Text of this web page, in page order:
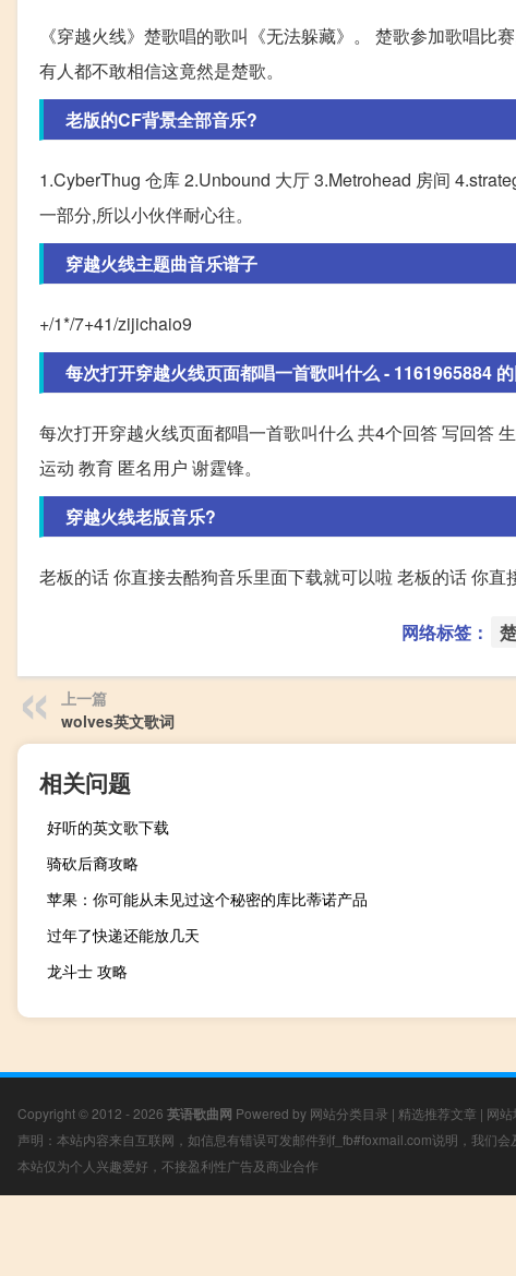
《穿越火线》楚歌唱的歌叫《无法躲藏》。 楚歌参加歌唱
有人都不敢相信这竟然是楚歌。
老版的CF背景全部音乐?
1.CyberThug 仓库 2.Unbound 大厅 3.Metrohead 房间
一部分,所以小伙伴耐心往。
穿越火线主题曲音乐谱子
+/1*/7+41/zijichaio9
每次打开穿越火线页面都唱一首歌叫什么 - 1161965884
每次打开穿越火线页面都唱一首歌叫什么 共4个回答 写回答
运动 教育 匿名用户 谢霆锋。
穿越火线老版音乐?
老板的话 你直接去酷狗音乐里面下载就可以啦 老板的话 你直
网络标签：
上一篇
wolves英文歌词
相关问题
好听的英文歌下载
骑砍后裔攻略
苹果：你可能从未见过这个秘密的库比蒂诺产品
过年了快递还能放几天
龙斗士 攻略
Copyright © 2012 - 2026 英语歌曲网 Powered by 网站分类目录 | 精选推荐文章 | 网站
声明：本站内容来自互联网，如信息有错误可发邮件到f_fb#foxmail.com说明，我们会
本站仅为个人兴趣爱好，不接盈利性广告及商业合作